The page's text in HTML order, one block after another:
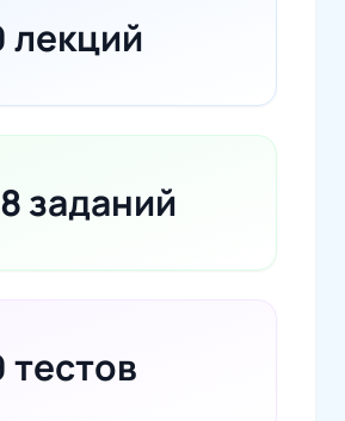
лекций
заданий
тестов